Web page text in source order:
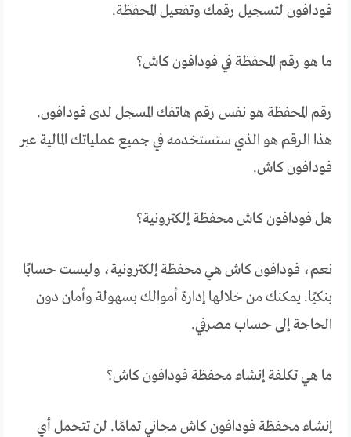
فودافون لتسجيل رقمك وتفعيل المحفظة.
ما هو رقم المحفظة في فودافون كاش؟
رقم المحفظة هو نفس رقم هاتفك المسجل لدى فودافون.
هذا الرقم هو الذي ستستخدمه في جميع عملياتك المالية عبر
فودافون كاش.
هل فودافون كاش محفظة إلكترونية؟
نعم، فودافون كاش هي محفظة إلكترونية، وليست حسابًا
بنكيًا. يمكنك من خلالها إدارة أموالك بسهولة وأمان دون
الحاجة إلى حساب مصرفي.
ما هي تكلفة إنشاء محفظة فودافون كاش؟
إنشاء محفظة فودافون كاش مجاني تمامًا. لن تتحمل أي